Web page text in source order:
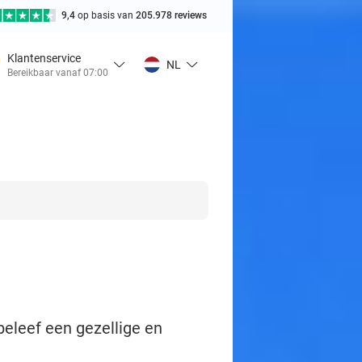
9,4 op basis van 205.978 reviews
Klantenservice
Bereikbaar vanaf 07:00
NL
een gezellige en